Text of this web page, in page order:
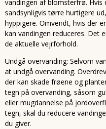
vandingen af blomsterfrø.
sandsynligvis tørre hurtigere
hyppigere. Omvendt, hvis der
kan vandingen reduceres. Det
de aktuelle vejrforhold.
Undgå overvanding: Selvom
at undgå overvanding.
der kan skade frøene og
tegn på overvanding, såsom
eller mugdannelse på
tegn, skal du reducere
du giver.